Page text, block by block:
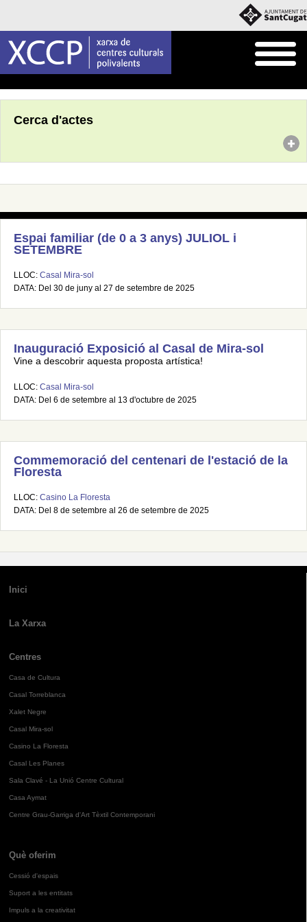
Cerca d'actes
Espai familiar (de 0 a 3 anys) JULIOL i
SETEMBRE
LLOC: Casal Mira-sol
DATA: Del 30 de juny al 27 de setembre de 2025
Inauguració Exposició al Casal de Mira-sol
Vine a descobrir aquesta proposta artística!
LLOC: Casal Mira-sol
DATA: Del 6 de setembre al 13 d'octubre de 2025
Commemoració del centenari de l'estació de la
Floresta
LLOC: Casino La Floresta
DATA: Del 8 de setembre al 26 de setembre de 2025
Inici
La Xarxa
Centres
Casa de Cultura
Casal Torreblanca
Xalet Negre
Casal Mira-sol
Casino La Floresta
Casal Les Planes
Sala Clavé - La Unió Centre Cultural
Casa Aymat
Centre Grau-Garriga d'Art Tèxtil Contemporani
Què oferim
Cessió d'espais
Suport a les entitats
Impuls a la creativitat